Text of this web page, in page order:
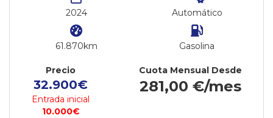
2024
61.870km
Automático
Gasolina
Precio
32.900€
Entrada inicial
10.000€
Cuota Mensual Desde
281,00 €/mes